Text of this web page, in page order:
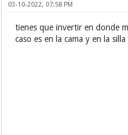
03-10-2022, 07:58 PM
tienes que invertir en donde
caso es en la cama y en la